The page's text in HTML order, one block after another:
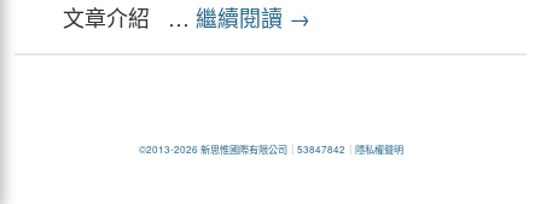
文章介紹 … 繼續閱讀 →
©2013-2026 新思惟國際有限公司｜ 53847842 ｜ 隱私權聲明